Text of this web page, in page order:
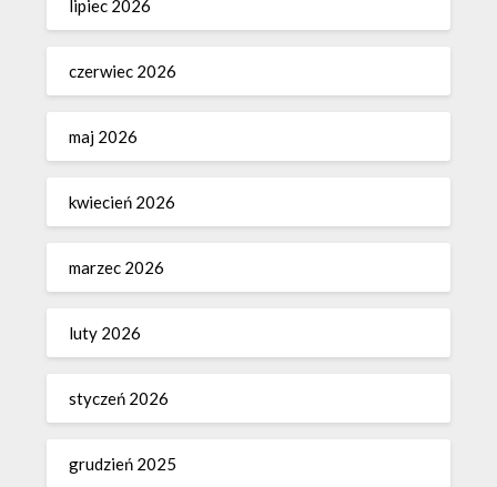
lipiec 2026
czerwiec 2026
maj 2026
kwiecień 2026
marzec 2026
luty 2026
styczeń 2026
grudzień 2025